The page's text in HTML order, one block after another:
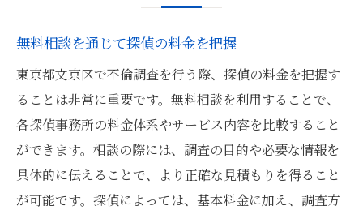
無料相談を通じて探偵の料金を把握
東京都文京区で不倫調査を行う際、探偵の料金を把握す
ることは非常に重要です。無料相談を利用することで、
各探偵事務所の料金体系やサービス内容を比較すること
ができます。相談の際には、調査の目的や必要な情報を
具体的に伝えることで、より正確な見積もりを得ること
が可能です。探偵によっては、基本料金に加え、調査方